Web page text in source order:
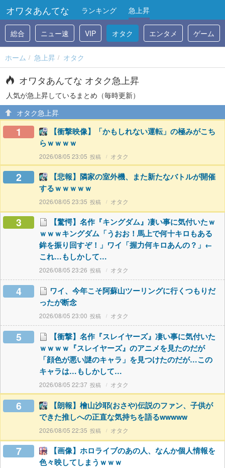
オワタあんてな ランキング 急上昇
総合 ニュー速 VIP オタク エンタメ ゲーム
ホーム 急上昇 オタク
オワタあんてな オタク急上昇
人気が急上昇しているまとめ（毎時更新）
オタク急上昇
1
【衝撃映像】「かもしれない運転」の極みがこち
らｗｗｗｗ
2026/08/05 23:05 オタク
2
【悲報】隣家の室外機、また新たなバトルが開催
するｗｗｗｗｗ
2026/08/05 23:35 オタク
3
【驚愕】名作『キングダム』凄い事に気付いたｗ
ｗｗｗキングダム「うおお！馬上で何十キロもある
鉾を振り回すぞ！」ワイ「握力何キロあんの？」←
これ…もしかして…
2026/08/05 23:26 オタク
4
ワイ、今年こそ阿蘇山ツーリングに行くつもりだ
ったが断念
2026/08/05 23:00 オタク
5
【衝撃】名作『スレイヤーズ』凄い事に気付いた
ｗｗｗｗ『スレイヤーズ』のアニメを見たのだが
「顔色が悪い謎のキャラ」を見つけたのだが…この
キャラは…もしかして…
2026/08/05 22:37 オタク
6
【朗報】檜山沙耶(おさや)伝説のファン、子供が
できた推しへの正直な気持ちを語るwwwww
2026/08/05 22:35 オタク
7
【画像】ホロライブのあの人、なんか個人情報を
色々映してしまうｗｗｗ